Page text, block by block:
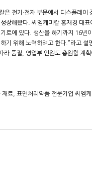
은 전기·전자 부문에서 디스플레
장해왔다. 씨엠케미칼 홍재경 대
로에 있다. 생산을 하기까지 16년
기 위해 노력하려고 한다.”라고
라 품질, 영업부 인원도 충원할 계획
재료, 표면처리약품 전문기업 씨